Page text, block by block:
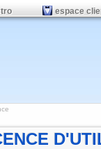
espace